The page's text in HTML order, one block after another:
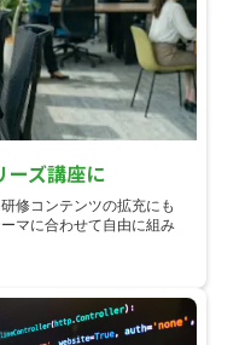
ーズ講座に
修コンテンツの拡充にも
マに合わせて自由に組み